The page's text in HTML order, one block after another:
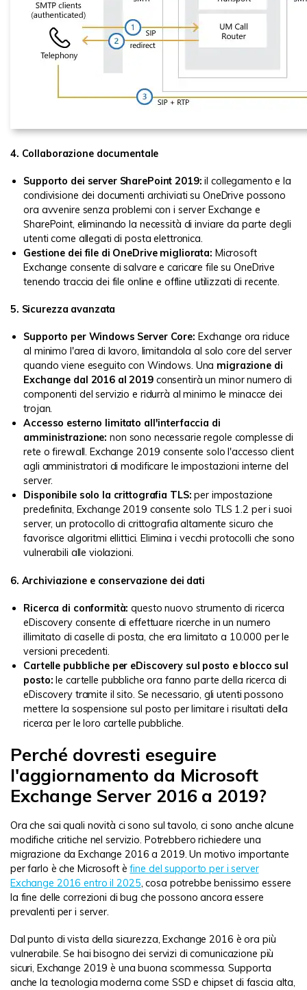
4. Collaborazione documentale
Supporto dei server SharePoint 2019: il collegamento e la
condivisione dei documenti archiviati su OneDrive possono
ora avvenire senza problemi con i server Exchange e
SharePoint, eliminando la necessità di inviare da parte degli
utenti come allegati di posta elettronica.
Gestione dei file di OneDrive migliorata: Microsoft
Exchange consente di salvare e caricare file su OneDrive
tenendo traccia dei file online e offline utilizzati di recente.
5. Sicurezza avanzata
Supporto per Windows Server Core: Exchange ora riduce
al minimo l'area di lavoro, limitandola al solo core del server
quando viene eseguito con Windows. Una migrazione di
Exchange dal 2016 al 2019 consentirà un minor numero di
componenti del servizio e ridurrà al minimo le minacce dei
trojan.
Accesso esterno limitato all'interfaccia di
amministrazione: non sono necessarie regole complesse di
rete o firewall. Exchange 2019 consente solo l'accesso client
agli amministratori di modificare le impostazioni interne del
server.
Disponibile solo la crittografia TLS: per impostazione
predefinita, Exchange 2019 consente solo TLS 1.2 per i suoi
server, un protocollo di crittografia altamente sicuro che
favorisce algoritmi ellittici. Elimina i vecchi protocolli che sono
vulnerabili alle violazioni.
6. Archiviazione e conservazione dei dati
Ricerca di conformità: questo nuovo strumento di ricerca
eDiscovery consente di effettuare ricerche in un numero
illimitato di caselle di posta, che era limitato a 10.000 per le
versioni precedenti.
Cartelle pubbliche per eDiscovery sul posto e blocco sul
posto: le cartelle pubbliche ora fanno parte della ricerca di
eDiscovery tramite il sito. Se necessario, gli utenti possono
mettere la sospensione sul posto per limitare i risultati della
ricerca per le loro cartelle pubbliche.
Perché dovresti eseguire
l'aggiornamento da Microsoft
Exchange Server 2016 a 2019?
Ora che sai quali novità ci sono sul tavolo, ci sono anche alcune
modifiche critiche nel servizio. Potrebbero richiedere una
migrazione da Exchange 2016 a 2019. Un motivo importante
per farlo è che Microsoft èfine del supporto per i server
Exchange 2016 entro il 2025, cosa potrebbe benissimo essere
la fine delle correzioni di bug che possono ancora essere
prevalenti per i server.
Dal punto di vista della sicurezza, Exchange 2016 è ora più
vulnerabile. Se hai bisogno dei servizi di comunicazione più
sicuri, Exchange 2019 è una buona scommessa. Supporta
anche la tecnologia moderna come SSD e chipset di fascia alta,